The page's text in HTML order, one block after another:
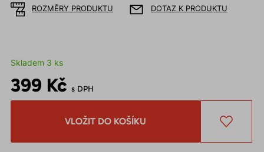
ROZMĚRY PRODUKTU DOTAZ K PRODUKTU
Skladem 3 ks
399 Kč s DPH
VLOŽIT DO KOŠÍKU